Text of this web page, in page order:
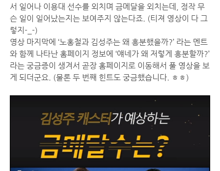
서 일어나 이용대 선수를 외치며 금메달을 외치는데, 정작 무
슨 일이 일어났는지는 보여주지 않는다죠. (티져 영상이 다 그
렇지-_-)
영상 마지막에 ‘노홍철과 김성주는 왜 흥분했을까?’ 라는 멘트
와 함께 나타난 홈페이지 정보에 ‘얘네가 왜 저렇게 흥분할까?’
라는 궁금증이 생겨서 곧장 홈페이지로 이동해서 풀 영상을 보
게 되더군요. (물론 두 번째 힌트도 궁금했습니다. ㅎㅎ)